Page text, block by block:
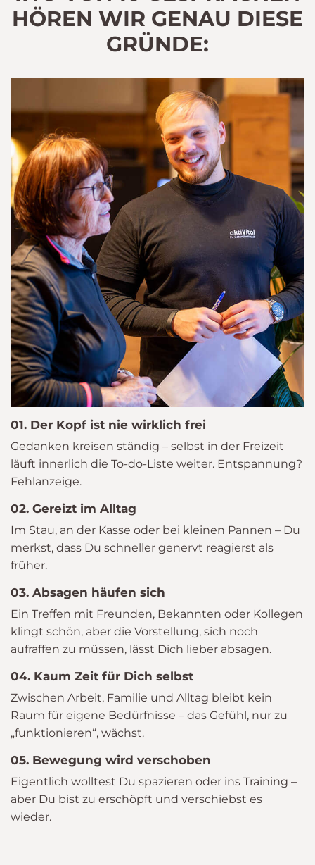
HÖREN WIR GENAU DIESE
GRÜNDE:
01. Der Kopf ist nie wirklich frei
Gedanken kreisen ständig – selbst in der Freizeit
läuft innerlich die To-do-Liste weiter. Entspannung?
Fehlanzeige.
02. Gereizt im Alltag
Im Stau, an der Kasse oder bei kleinen Pannen – Du
merkst, dass Du schneller genervt reagierst als
früher.
03. Absagen häufen sich
Ein Treffen mit Freunden, Bekannten oder Kollegen
klingt schön, aber die Vorstellung, sich noch
aufraffen zu müssen, lässt Dich lieber absagen.
04. Kaum Zeit für Dich selbst
Zwischen Arbeit, Familie und Alltag bleibt kein
Raum für eigene Bedürfnisse – das Gefühl, nur zu
„funktionieren“, wächst.
05. Bewegung wird verschoben
Eigentlich wolltest Du spazieren oder ins Training –
aber Du bist zu erschöpft und verschiebst es
wieder.